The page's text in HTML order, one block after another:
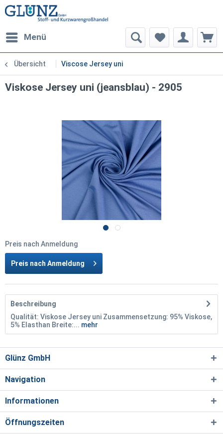
Menü
Übersicht Viscose Jersey uni
Viskose Jersey uni (jeansblau) - 2905
Preis nach Anmeldung
Preis nach Anmeldung
Beschreibung
Qualität: Viskose Jersey uni Zusammensetzung: 95% Viskose,
5% Elasthan Breite:... mehr
Glünz GmbH
Navigation
Informationen
Öffnungszeiten